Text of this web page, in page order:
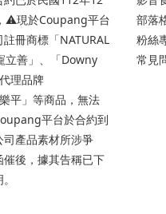
⚠️現於Coupang平台
冊商標「NATURAL
立善」、「Downy
理品牌
樂平」等商品，無法
平台於合約到
產品素材所涉爭
後，據其告稱已下
部落
粉絲
常見